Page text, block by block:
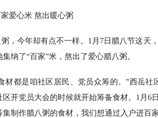
爱心米 熬出暖心粥
，今年却有点不一样。1月7日腊八节这天
纳了“百家”米，熬出了爱心腊八粥。
材都是咱社区居民、党员众筹的。”西岳社
区开党员大会的时候就开始筹备食材。1月6
集制作腊八粥的食材，我们想通过入户进百